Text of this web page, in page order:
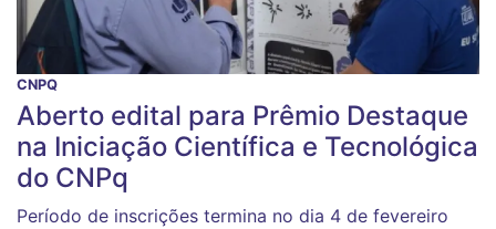
CNPQ
Aberto edital para Prêmio Destaque
na Iniciação Científica e Tecnológica
do CNPq
Período de inscrições termina no dia 4 de fevereiro